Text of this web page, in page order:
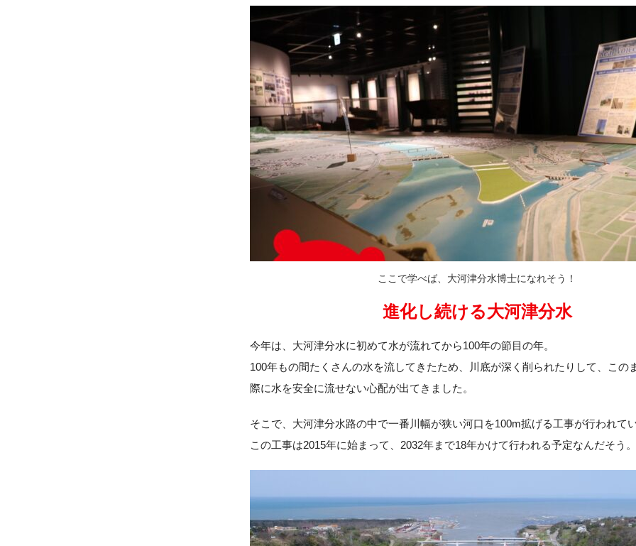
ここで学べば、大河津分水博士になれそう！
進化し続ける大河津分水
今年は、大河津分水に初めて水が流れてから100年の節目の年。
100年もの間たくさんの水を流してきたため、川底が深く削られたりして、この
際に水を安全に流せない心配が出てきました。
そこで、大河津分水路の中で一番川幅が狭い河口を100m拡げる工事が行われて
この工事は2015年に始まって、2032年まで18年かけて行われる予定なんだそう。